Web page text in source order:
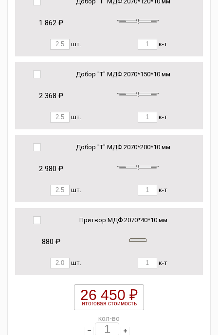
1 862 ₽
шт. к-т
Добор "Т" МДФ 2070*150*10 мм
2 368 ₽
шт. к-т
Добор "Т" МДФ 2070*200*10 мм
2 980 ₽
шт. к-т
Притвор МДФ 2070*40*10 мм
880 ₽
шт. к-т
26 450 ₽
итоговая стоимость
кол-во